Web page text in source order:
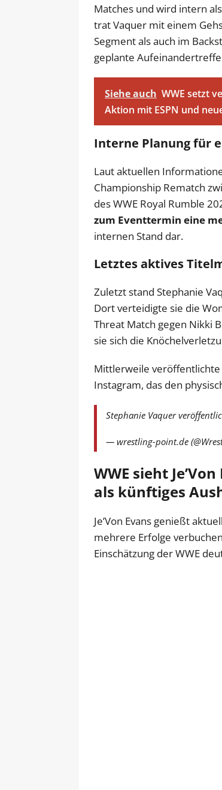
Matches und wird intern
trat Vaquer mit einem
Segment als auch im
geplante
Siehe auch WWE setzt
Aktion mit ESPN und
Interne Planung für
Laut aktuellen
Championship Rematch
des WWE Royal Rumble
zum Eventtermin eine
internen Stand dar.
Letztes aktives
Zuletzt stand Stephanie
Dort verteidigte sie die
Threat Match gegen Nikki
sie sich die
Mittlerweile veröffentlichte
Instagram, das den
Stephanie Vaquer
— wrestling-point.de
WWE sieht
als künftiges
Je’Von Evans genießt
mehrere Erfolge
Einschätzung der WWE